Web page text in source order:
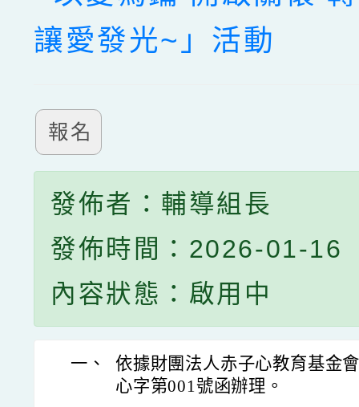
讓愛發光~」活動
報名
發佈者：輔導組長
發佈時間：2026-01-16
內容狀態：啟用中
一、
依據財團法人赤子心教育基金
心字第001號函辦理。